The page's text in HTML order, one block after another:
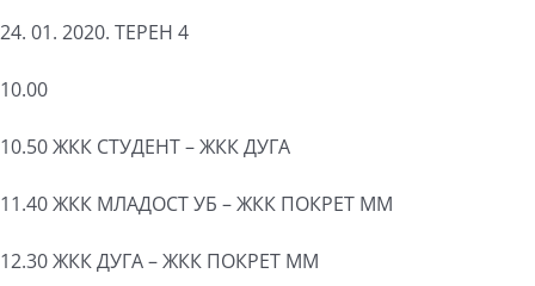
24. 01. 2020. ТЕРЕН 4
10.00
10.50 ЖКК СТУДЕНТ – ЖКК ДУГА
11.40 ЖКК МЛАДОСТ УБ – ЖКК ПОКРЕТ ММ
12.30 ЖКК ДУГА – ЖКК ПОКРЕТ ММ